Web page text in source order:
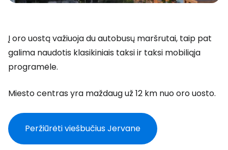
Į oro uostą važiuoja du autobusų maršrutai, taip pat
galima naudotis klasikiniais taksi ir taksi mobiliąja
programėle.
Miesto centras yra maždaug už 12 km nuo oro uosto.
Peržiūrėti viešbučius Jervane